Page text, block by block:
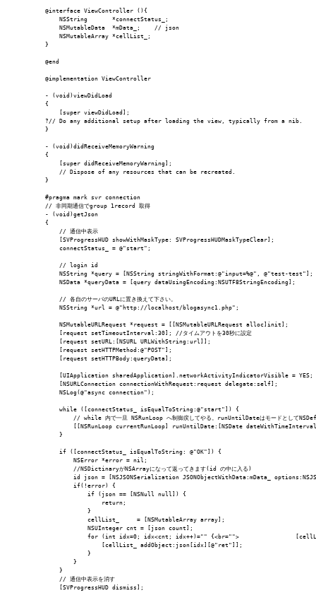
@interface ViewController (){
    NSString       *connectStatus_;
    NSMutableData  *mData_;    // json
    NSMutableArray *cellList_;
}
@end
@implementation ViewController
- (void)viewDidLoad
{
    [super viewDidLoad];
?// Do any additional setup after loading the view, typically from a nib.
}
- (void)didReceiveMemoryWarning
{
    [super didReceiveMemoryWarning];
    // Dispose of any resources that can be recreated.
}
#pragma mark svr connection
// 非同期通信でgroup 1record 取得
- (void)getJson
{
    // 通信中表示
    [SVProgressHUD showWithMaskType: SVProgressHUDMaskTypeClear];
    connectStatus_ = @"start";
    // login id
    NSString *query = [NSString stringWithFormat:@"input=%@", @"test-test"];
    NSData *queryData = [query dataUsingEncoding:NSUTF8StringEncoding];
    // 各自のサーバのURLに置き換えて下さい。
    NSString *url = @"http://localhost/blogasync1.php";
    NSMutableURLRequest *request = [[NSMutableURLRequest alloc]init];
    [request setTimeoutInterval:30]; //タイムアウトを30秒に設定
    [request setURL:[NSURL URLWithString:url]];
    [request setHTTPMethod:@"POST"];
    [request setHTTPBody:queryData];
    [UIApplication sharedApplication].networkActivityIndicatorVisible = YES;
    [NSURLConnection connectionWithRequest:request delegate:self];
    NSLog(@"async connection");
    while ([connectStatus_ isEqualToString:@"start"]) {
// while 内で一旦 NSRunLoop へ制御戻してやる。runUntilDateはモードとして
[[NSRunLoop currentRunLoop] runUntilDate:[NSDate
    }
    if ([connectStatus_ isEqualToString: @"OK"]) {
        NSError *error = nil;
        //NSDictinaryがNSArrayになって返ってきます(id の中に入る)
id json = [NSJSONSerialization JSONObjectWithData:mData_
        if(!error) {
            if (json == [NSNull null]) {
                return;
            }
            cellList_     = [NSMutableArray array];
            NSUInteger cnt = [json count];
for (int idx=0; idx<cnt; idx++)="" {<br="">
                [cellList_ addObject:json[idx][@"ret"]];
            }
        }
    }
    // 通信中表示を消す
    [SVProgressHUD dismiss];